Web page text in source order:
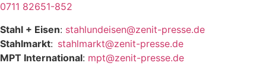
0711 82651-852
Stahl + Eisen: stahlundeisen@zenit-presse.de
Stahlmarkt: stahlmarkt@zenit-presse.de
MPT International: mpt@zenit-presse.de